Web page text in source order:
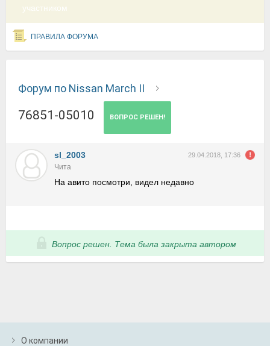
участником
ПРАВИЛА ФОРУМА
Форум по Nissan March II
76851-05010 ВОПРОС РЕШЕН!
sl_2003 29.04.2018, 17:36
Чита
На авито посмотри, видел недавно
Вопрос решен. Тема была закрыта автором
О компании